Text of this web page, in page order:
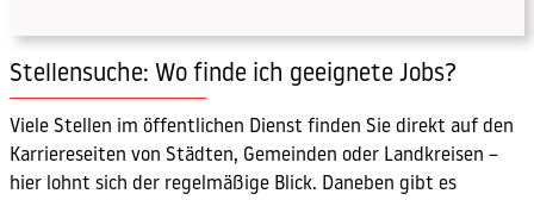
Stellensuche: Wo finde ich geeignete Jobs?
Viele Stellen im öffentlichen Dienst finden Sie direkt auf den
Karriereseiten von Städten, Gemeinden oder Landkreisen –
hier lohnt sich der regelmäßige Blick. Daneben gibt es